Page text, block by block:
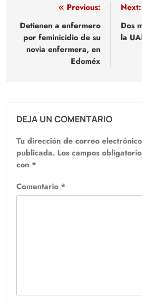
Navegación
de
entradas
Previous:
Detienen a enfermero
por feminicidio de su
novia enfermera, en
Edoméx
Next:
Dos
la
DEJA UN COMENTARIO
Tu dirección de correo
publicada. Los campos
con *
Comentario *